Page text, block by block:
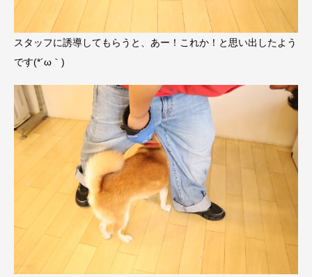
スタッフに誘導してもらうと、あー！これか！と思い出したよう
です(*´ω｀)